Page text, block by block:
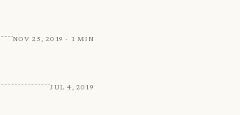
Nov 25, 2019 · 1 min
Jul 4, 2019